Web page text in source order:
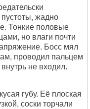
жадно
Тонкие половые
но влаги почти
Босс мял
проводил пальцем
не входил.
губу. Её плоская
соски торчали